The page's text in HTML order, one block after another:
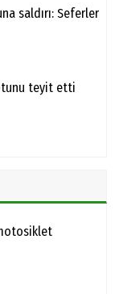
saldırı: Seferler
teyit etti